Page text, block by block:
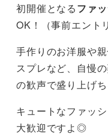
初開催となるファ
OK！（事前エント
手作りのお洋服や
スプレなど、自慢
の歓声で盛り上げ
キュートなファッ
大歓迎ですよ◎